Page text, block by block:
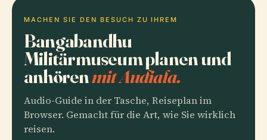
MACHEN SIE DEN BESUCH ZU IHREM
Bangabandhu
Militärmuseum planen und
anhörenmit Audiala.
Audio-Guide in der Tasche, Reiseplan im
Browser. Gemacht für die Art, wie Sie wirklich
reisen.